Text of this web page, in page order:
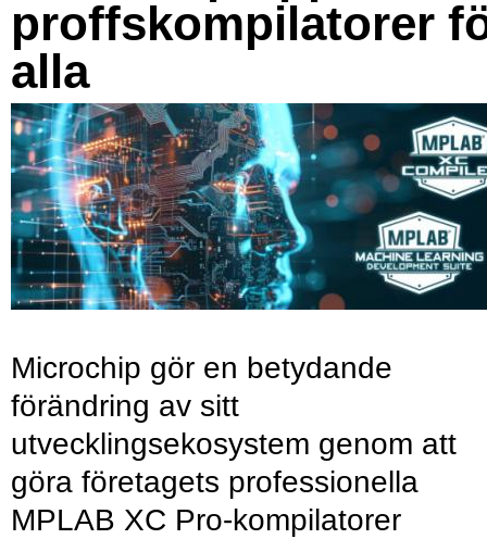
proffskompilatorer
alla
Microchip gör en betydande
förändring av sitt
utvecklingsekosystem genom att
göra företagets professionella
MPLAB XC Pro-kompilatorer